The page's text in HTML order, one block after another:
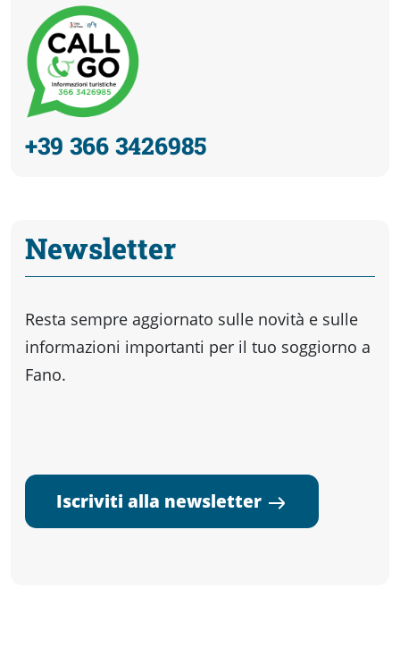
+39 366 3426985
Newsletter
Resta sempre aggiornato sulle novità e sulle
informazioni importanti per il tuo soggiorno a
Fano.
Iscriviti alla newsletter